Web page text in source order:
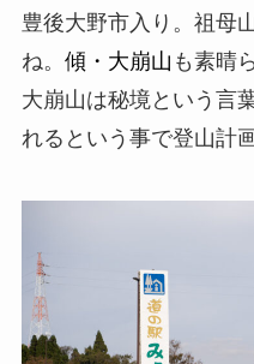
豊後大野市入り。祖母
ね。 傾・大崩山 も素晴
大崩山は秘境という言
れるという事で登山計